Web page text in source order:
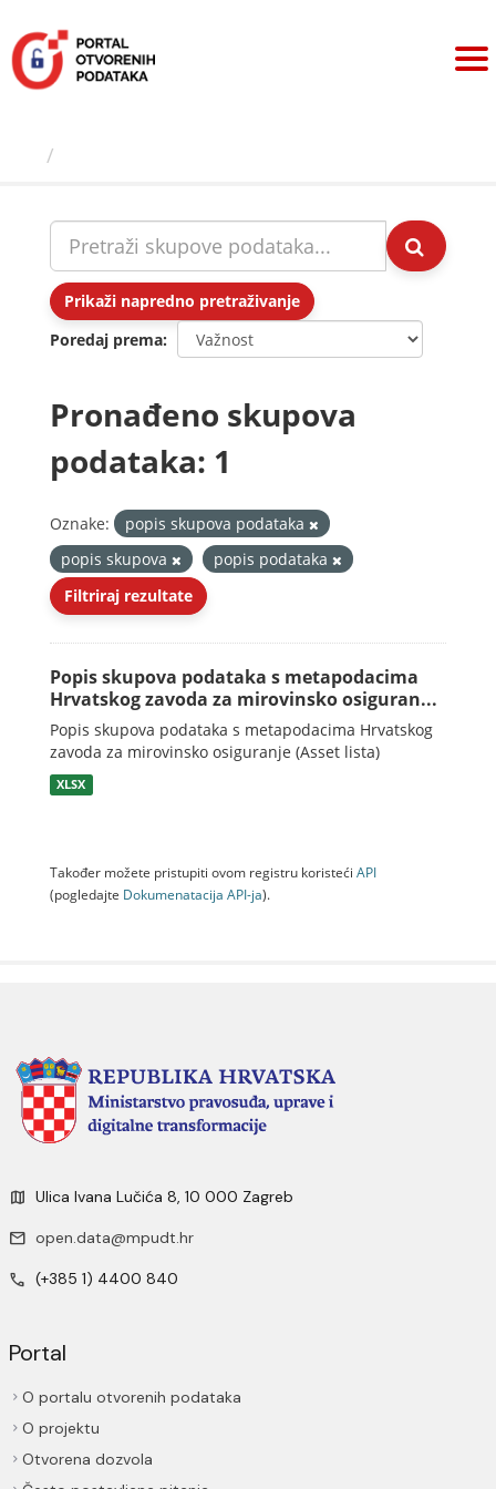
sadržaj
Prikaži napredno pretraživanje
Poredaj prema
Pronađeno skupova
podataka: 1
Oznake:
popis skupova podataka
popis skupova
popis podataka
Filtriraj rezultate
Popis skupova podataka s metapodacima
Hrvatskog zavoda za mirovinsko osiguran...
Popis skupova podataka s metapodacima Hrvatskog
zavoda za mirovinsko osiguranje (Asset lista)
XLSX
Također možete pristupiti ovom registru koristeći API
(pogledajte Dokumenаtаcijа API-jа).